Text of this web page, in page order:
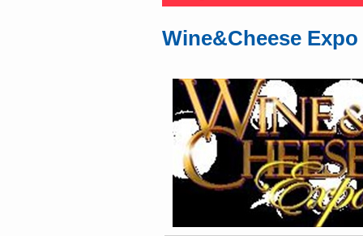
Wine&Cheese